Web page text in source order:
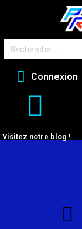
Connexion
Visitez notre blog !